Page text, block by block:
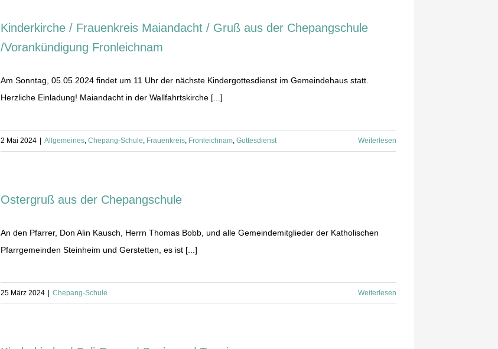
Kinderkirche / Frauenkreis Maiandacht / Gruß aus der Chepangschule
/Vorankündigung Fronleichnam
Am Sonntag, 05.05.2024 findet um 11 Uhr der nächste Kindergottesdienst im Gemeindehaus statt.
Herzliche Einladung! Maiandacht in der Wallfahrtskirche [...]
2 Mai 2024 Allgemeines, Chepang-Schule, Frauenkreis, Fronleichnam, Gottesdienst Weiterlesen
Ostergruß aus der Chepangschule
An den Pfarrer, Don Alin Kausch, Herrn Thomas Bobb, und alle Gemeindemitglieder der Katholischen
Pfarrgemeinden Steinheim und Gerstetten, es ist [...]
25 März 2024 Chepang-Schule Weiterlesen